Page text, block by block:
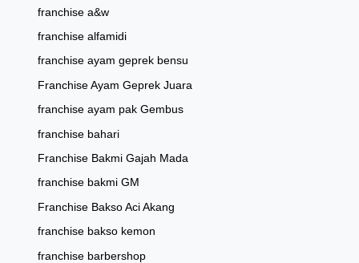
franchise a&w
franchise alfamidi
franchise ayam geprek bensu
Franchise Ayam Geprek Juara
franchise ayam pak Gembus
franchise bahari
Franchise Bakmi Gajah Mada
franchise bakmi GM
Franchise Bakso Aci Akang
franchise bakso kemon
franchise barbershop